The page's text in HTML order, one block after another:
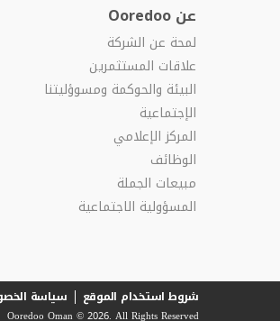
عن Ooredoo
لمحة عن الشركة
علاقات المستثمرين
البيئة والحوكمة ومسوؤليتنا
الإجتماعية
المركز الإعلامي
الوظائف
مبيعات الجملة
المسؤولية الاجتماعية
شروط استخدام الموقع سياسة
Ooredoo Oman © 2026. All Rights Reserved